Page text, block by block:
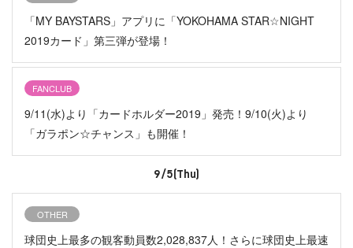
「MY BAYSTARS」アプリに「YOKOHAMA STAR☆NIGHT
2019カード」第三弾が登場！
FANCLUB
9/11(水)より「カードホルダー2019」発売！9/10(火)より
「ガラポン☆チャンス」も開催！
9/5(Thu)
OTHER
球団史上最多の観客動員数2,028,837人！さらに球団史上最速